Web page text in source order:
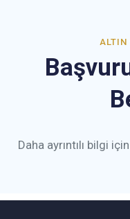
ALTIN
Daha ayrıntılı bilgi için